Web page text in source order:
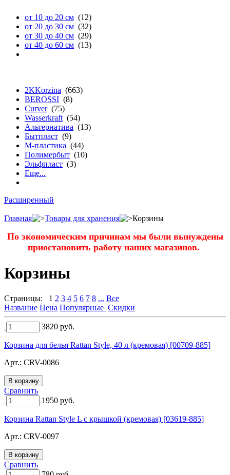
от 10 до 20 см (12)
от 20 до 30 см (32)
от 30 до 40 см (29)
от 40 до 60 см (13)
2KKorzina (663)
BEROSSI (8)
Curver (75)
Wasserkraft (54)
Альтернатива (13)
Бытпласт (9)
М-пластика (44)
Полимербыт (10)
Эльфпласт (3)
Еще...
Расширенный
Главная Товары для хранения Корзины
По экономическим причинам мы были вынуждены
приостановить работу наших магазинов.
Корзины
Страницы: 1 2 3 4 5 6 7 8 ... Все
Название Цена Популярные Скидки
3820 руб.
Корзина для белья Rattan Style, 40 л (кремовая) [00709-885]
Арт.: CRV-0086
Сравнить
1950 руб.
Корзина Rattan Style L с крышкой (кремовая) [03619-885]
Арт.: CRV-0097
Сравнить